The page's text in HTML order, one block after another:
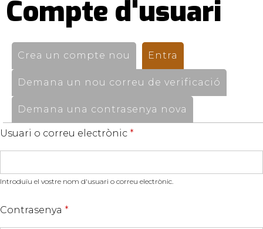
Compte d'usuari
Pestanyes
primàries
Crea un compte nou Entra
Demana un nou correu de verificació
Demana una contrasenya nova
Usuari o correu electrònic *
Introduïu el vostre nom d'usuari o correu electrònic.
Contrasenya *